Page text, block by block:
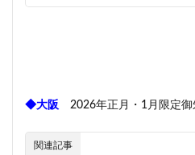
◆大阪 2026年正月・1月限定御
関連記事